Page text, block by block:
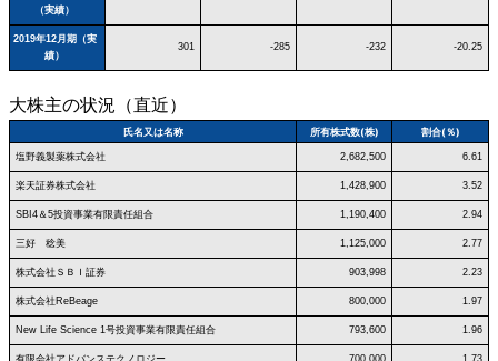
（実績）
2019年12月期（実
績）
301 -285 -232 -20.25
大株主の状況（直近）
氏名又は名称 所有株式数(株) 割合(％)
塩野義製薬株式会社 2,682,500 6.61
楽天証券株式会社 1,428,900 3.52
SBI4＆5投資事業有限責任組合 1,190,400 2.94
三好 稔美 1,125,000 2.77
株式会社ＳＢＩ証券 903,998 2.23
株式会社ReBeage 800,000 1.97
New Life Science 1号投資事業有限責任組合 793,600 1.96
有限会社アドバンステクノロジー 700,000 1.73